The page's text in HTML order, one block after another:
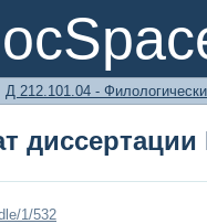
Д 212.101.04 -
1/532